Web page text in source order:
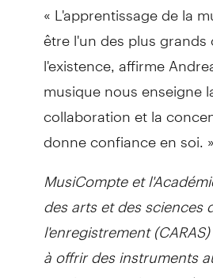
« L'apprentissage de la
être l'un des plus
l'existence, affirme
musique nous enseigne
collaboration et la
donne confiance en soi. »
MusiCompte et
des arts et des sciences
l'enregistrement
à offrir des instruments